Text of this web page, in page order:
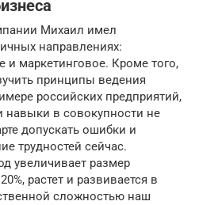
Михаил имел
направлениях:
и маркетинговое. Кроме того,
принципы ведения
российских предприятий,
навыки в совокупности не
допускать ошибки и
трудностей сейчас.
увеличивает размер
растет и развивается в
сложностью наш